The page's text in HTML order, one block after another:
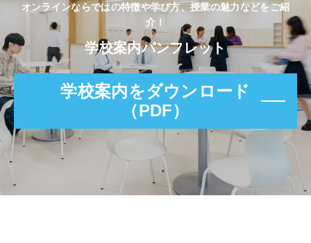
オンラインならではの特徴や学び方、授業の魅力などをご紹
介！
学校案内パンフレット
学校案内をダウンロード
（PDF）